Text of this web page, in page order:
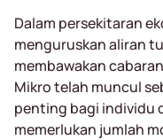
Dalam persekitaran
menguruskan aliran
membawakan
Mikro telah muncul
penting bagi individu
memerlukan jumlah